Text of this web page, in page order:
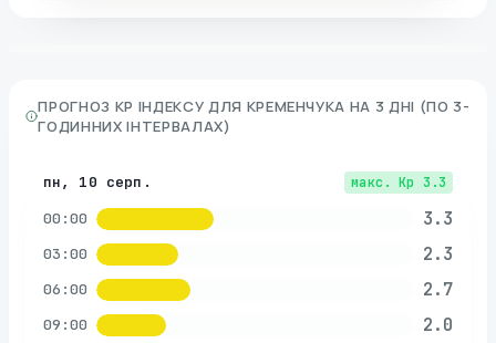
ПРОГНОЗ KP ІНДЕКСУ ДЛЯ КРЕМЕНЧУКА НА 3 ДНІ (ПО 3-
ГОДИННИХ ІНТЕРВАЛАХ)
пн, 10 серп. макс. Kp 3.3
00:00 3.3
03:00 2.3
06:00 2.7
09:00 2.0